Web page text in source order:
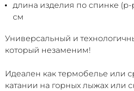
длина изделия по спинке (р-
см
Универсальный и
который незаменим!
Идеален как термобелье или
катании на горных лыжах или